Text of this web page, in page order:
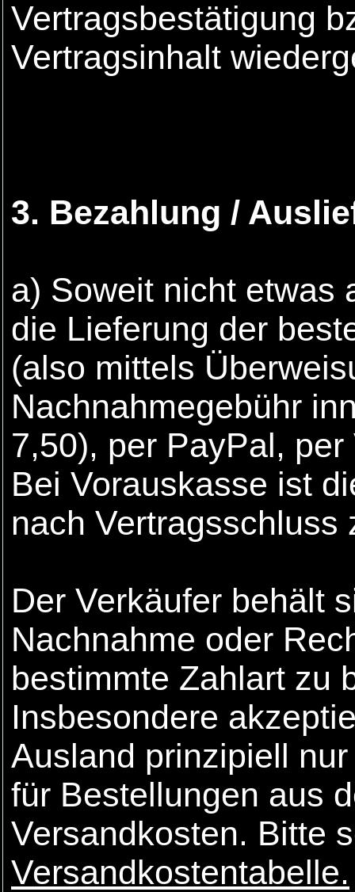
Vertragsbestätigung
Vertragsinhalt
3. Bezahlung /
a) Soweit nicht etwas
die Lieferung der
(also mittels
Nachnahmegebühr
7,50), per PayPal,
Bei Vorauskasse ist
nach Vertragsschluss
Der Verkäufer behält
Nachnahme oder
bestimmte Zahlart zu
Insbesondere
Ausland prinzipiell
für Bestellungen aus
Versandkosten. Bitte
Versandkostentabelle.